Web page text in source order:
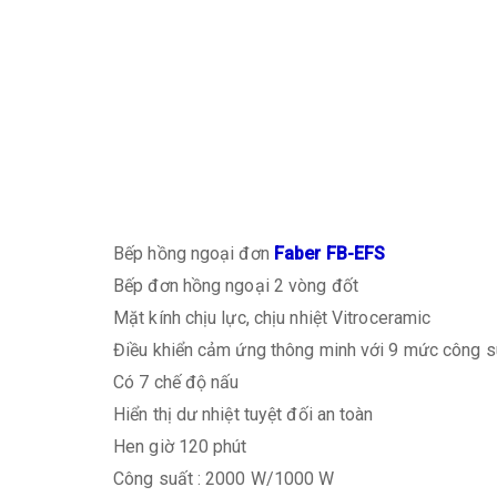
Bếp hồng ngoại đơn Faber FB-EFS
Bếp đơn hồng ngoại 2 vòng đốt
Mặt kính chịu lực, chịu nhiệt Vitroceramic
Điều khiển cảm ứng thông minh với 9 mức công
Có 7 chế độ nấu
Hiển thị dư nhiệt tuyệt đối an toàn
Hen giờ 120 phút
Công suất : 2000 W/1000 W